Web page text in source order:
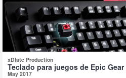
xDlate Production
Teclado para juegos de Epic
May 2017